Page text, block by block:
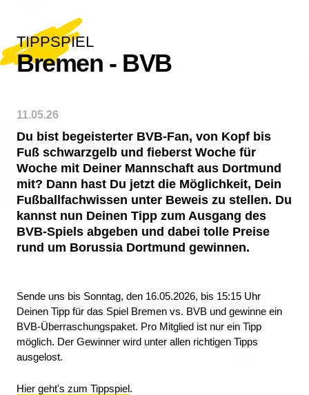
TIPPSPIEL
Bremen - BVB
11.05.26
Du bist begeisterter BVB-Fan, von Kopf bis
Fuß schwarzgelb und fieberst Woche für
Woche mit Deiner Mannschaft aus Dortmund
mit? Dann hast Du jetzt die Möglichkeit, Dein
Fußballfachwissen unter Beweis zu stellen. Du
kannst nun Deinen Tipp zum Ausgang des
BVB-Spiels abgeben und dabei tolle Preise
rund um Borussia Dortmund gewinnen.
Sende uns bis Sonntag, den 16.05.2026, bis 15:15 Uhr
Deinen Tipp für das Spiel Bremen vs. BVB und gewinne ein
BVB-Überraschungspaket. Pro Mitglied ist nur ein Tipp
möglich. Der Gewinner wird unter allen richtigen Tipps
ausgelost.
Hier geht's zum Tippspiel.